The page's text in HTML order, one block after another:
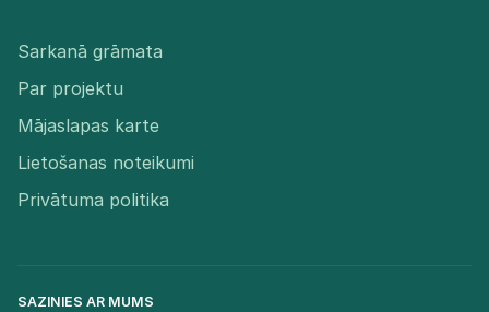
Sarkanā grāmata
Par projektu
Mājaslapas karte
Lietošanas noteikumi
Privātuma politika
SAZINIES AR MUMS